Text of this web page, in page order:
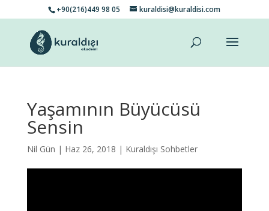
+90(216)449 98 05 kuraldisi@kuraldisi.com
Yaşamının Büyücüsü
Sensin
Nil Gün | Haz 26, 2018 | Kuraldışı Sohbetler